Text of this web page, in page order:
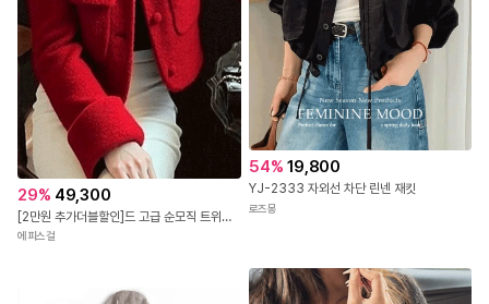
29% 49,300
[2만원 추가더블할인]드 고급 순모직 트위드 자켓
에피스걸
54% 19,800
YJ-2333 자외선 차단 린넨 재킷
로즈몽